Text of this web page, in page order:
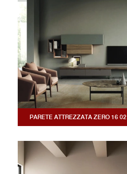
PARETE ATTREZZATA ZERO 16 02